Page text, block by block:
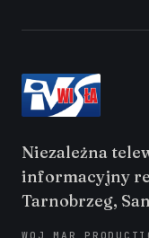
Niezależna
informacyjny
Tarnobrzeg,
WOJ MAR